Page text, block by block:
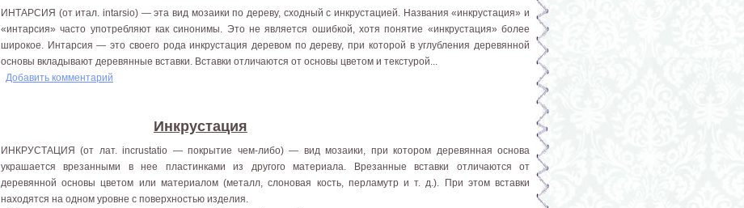
ИНТАРСИЯ (от итал. intarsio) — эта вид мозаики по дереву, сходный с инкрустацией. Названия «инкрустация» и
«интарсия» часто употребляют как синонимы. Это не является ошибкой, хотя понятие «инкрустация» более
широкое. Интарсия — это своего рода инкрустация деревом по дереву, при которой в углубления деревянной
основы вкладывают деревянные вставки. Вставки отличаются от основы цветом и текстурой...
Добавить комментарий
Инкрустация
ИНКРУСТАЦИЯ (от лат. incrustatio — покрытие чем-либо) — вид мозаики, при котором деревянная основа
украшается врезанными в нее пластинками из другого материала. Врезанные вставки отличаются от
деревянной основы цветом или материалом (металл, слоновая кость, перламутр и т. д.). При этом вставки
находятся на одном уровне с поверхностью изделия.